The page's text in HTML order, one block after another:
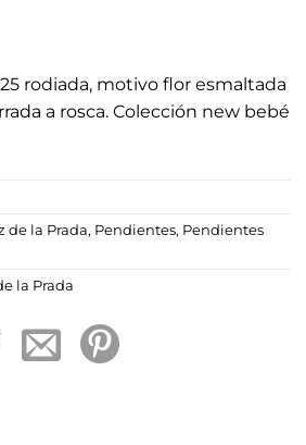
rodiada, motivo flor esmaltada
a rosca. Colección new bebé
de la Prada, Pendientes, Pendientes
la Prada